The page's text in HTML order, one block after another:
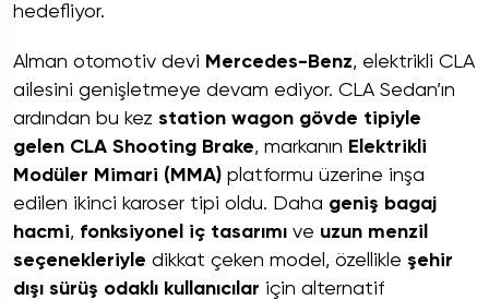
hedefliyor.
Alman otomotiv devi Mercedes-Benz, elektrikli CLA
ailesini genişletmeye devam ediyor. CLA Sedan’ın
ardından bu kez station wagon gövde tipiyle
gelen CLA Shooting Brake, markanın Elektrikli
Modüler Mimari (MMA) platformu üzerine inşa
edilen ikinci karoser tipi oldu. Daha geniş bagaj
hacmi, fonksiyonel iç tasarımı ve uzun menzil
seçenekleriyle dikkat çeken model, özellikle şehir
dışı sürüş odaklı kullanıcılar için alternatif